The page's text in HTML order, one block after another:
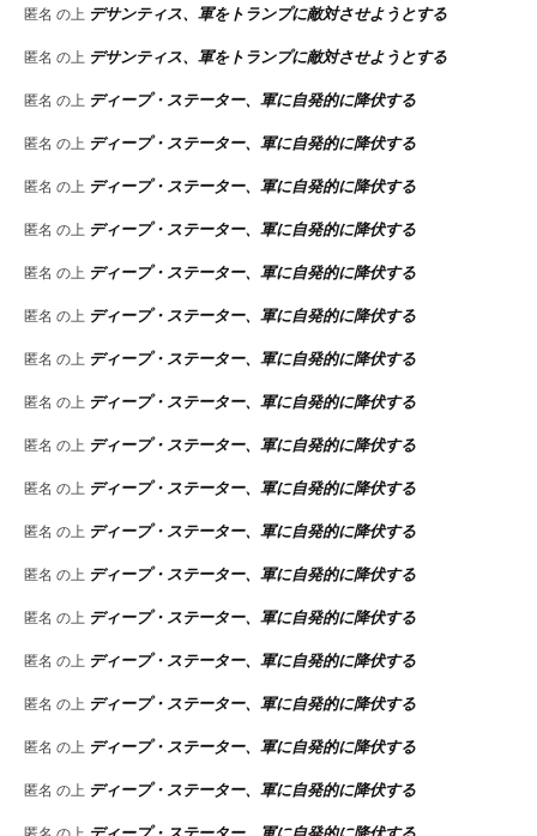
匿名 の上 デサンティス、軍をトランプに敵対させようとする
匿名 の上 デサンティス、軍をトランプに敵対させようとする
匿名 の上 ディープ・ステーター、軍に自発的に降伏する
匿名 の上 ディープ・ステーター、軍に自発的に降伏する
匿名 の上 ディープ・ステーター、軍に自発的に降伏する
匿名 の上 ディープ・ステーター、軍に自発的に降伏する
匿名 の上 ディープ・ステーター、軍に自発的に降伏する
匿名 の上 ディープ・ステーター、軍に自発的に降伏する
匿名 の上 ディープ・ステーター、軍に自発的に降伏する
匿名 の上 ディープ・ステーター、軍に自発的に降伏する
匿名 の上 ディープ・ステーター、軍に自発的に降伏する
匿名 の上 ディープ・ステーター、軍に自発的に降伏する
匿名 の上 ディープ・ステーター、軍に自発的に降伏する
匿名 の上 ディープ・ステーター、軍に自発的に降伏する
匿名 の上 ディープ・ステーター、軍に自発的に降伏する
匿名 の上 ディープ・ステーター、軍に自発的に降伏する
匿名 の上 ディープ・ステーター、軍に自発的に降伏する
匿名 の上 ディープ・ステーター、軍に自発的に降伏する
匿名 の上 ディープ・ステーター、軍に自発的に降伏する